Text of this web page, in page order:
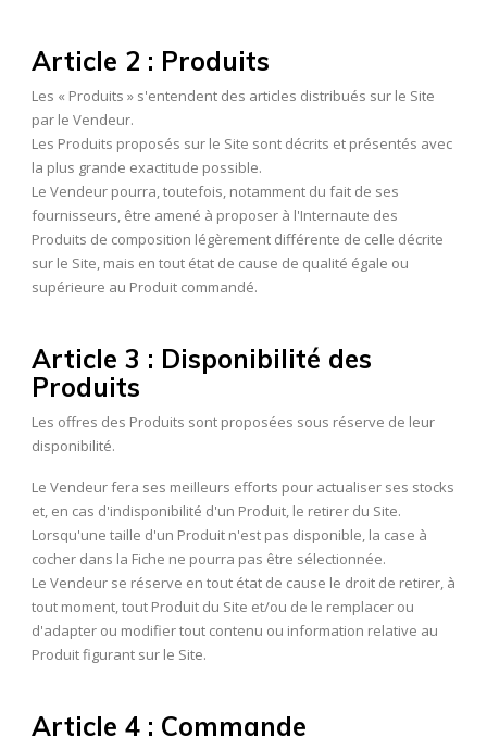
Article 2 : Produits
Les « Produits » s'entendent des articles distribués sur le Site
par le Vendeur.
Les Produits proposés sur le Site sont décrits et présentés avec
la plus grande exactitude possible.
Le Vendeur pourra, toutefois, notamment du fait de ses
fournisseurs, être amené à proposer à l'Internaute des
Produits de composition légèrement différente de celle décrite
sur le Site, mais en tout état de cause de qualité égale ou
supérieure au Produit commandé.
Article 3 : Disponibilité des
Produits
Les offres des Produits sont proposées sous réserve de leur
disponibilité.
Le Vendeur fera ses meilleurs efforts pour actualiser ses stocks
et, en cas d'indisponibilité d'un Produit, le retirer du Site.
Lorsqu'une taille d'un Produit n'est pas disponible, la case à
cocher dans la Fiche ne pourra pas être sélectionnée.
Le Vendeur se réserve en tout état de cause le droit de retirer, à
tout moment, tout Produit du Site et/ou de le remplacer ou
d'adapter ou modifier tout contenu ou information relative au
Produit figurant sur le Site.
Article 4 : Commande